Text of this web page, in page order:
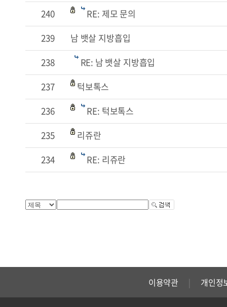
240
RE: 제모 문의
239
남 뱃살 지방흡입
238
RE: 남 뱃살 지방흡입
237
턱보톡스
236
RE: 턱보톡스
235
리쥬란
234
RE: 리쥬란
이용약관 개인정